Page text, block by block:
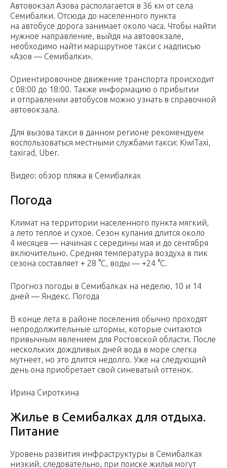
Автовокзал Азова располагается в 36 км от села
Семибалки. Отсюда до населенного пункта
на автобусе дорога занимает около часа. Чтобы найти
нужное направление, выйдя на автовокзале,
необходимо найти маршрутное такси с надписью
«Азов — Семибалки».
Ориентировочное движение транспорта происходит
с 08:00 до 18:00. Также информацию о прибытии
и отправлении автобусов можно узнать в справочной
автовокзала.
Для вызова такси в данном регионе рекомендуем
воспользоваться местными службами такси: KiwiTaxi,
taxirad, Uber.
Видео: обзор пляжа в Семибалках
Погода
Климат на территории населенного пункта мягкий,
а лето теплое и сухое. Сезон купания длится около
4 месяцев — начиная с середины мая и до сентября
включительно. Средняя температура воздуха в пик
сезона составляет + 28 °C, воды — +24 °C.
Прогноз погоды в Семибалках на неделю, 10 и 14
дней — Яндекс. Погода
В конце лета в районе поселения обычно проходят
непродолжительные штормы, которые считаются
привычным явлением для Ростовской области. После
нескольких дождливых дней вода в море слегка
мутнеет, но это длится недолго. Уже на следующий
день она приобретает свой синеватый оттенок.
Ирина Сироткина
Жилье в Семибалках для отдыха.
Питание
Уровень развития инфраструктуры в Семибалках
низкий, следовательно, при поиске жилья могут